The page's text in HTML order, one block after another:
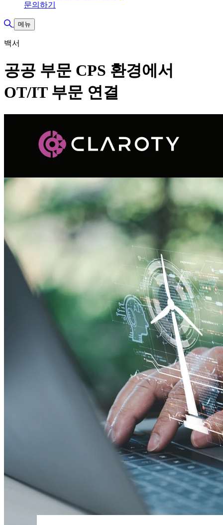
문의하기
검색 토글
메뉴
백서
공공 부문 CPS 환경에서
OT/IT 부문 연결